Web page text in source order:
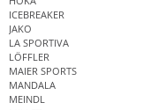
ICEBREAKER
JAKO
LA SPORTIVA
LÖFFLER
MAIER SPORTS
MANDALA
MEINDL